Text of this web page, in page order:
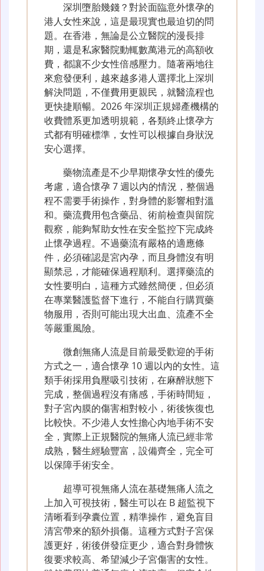
深圳墮胎幾錢？對於面臨意外懷孕的
港人女性來說，這是最現實也最迫切的問
題。在香港，無論是公立醫院的漫長排
期，還是私家醫院動輒數萬港元的高額收
費，都讓不少女性倍感壓力。隨著兩地往
來愈發便利，越來越多港人選擇北上深圳
解決問題，不僅費用更親民，就醫流程也
更快捷順暢。2026 年深圳正規婦產機構的
收費體系更加透明規範，各類終止懷孕方
式都有明確標準，女性可以根據自身狀況
安心選擇。
藥物流產是不少早期懷孕女性的優先
考慮，適合懷孕 7 週以內的情況，整個過
程不需要手術操作，對身體的影響相對溫
和。藥流費用包含藥品、術前檢查與留院
觀察，能夠幫助女性在安全監控下完成終
止懷孕過程。不過藥流有嚴格的適應條
件，必須確認是宮內孕，而且身體沒有明
顯禁忌，才能確保過程順利。選擇藥流的
女性要明白，這種方式雖然簡便，但必須
在專業醫護監督下進行，不能自行購買藥
物服用，否則可能出現大出血、流產不全
等嚴重風險。
微創無痛人流是目前最受歡迎的手術
方式之一，適合懷孕 10 週以內的女性。這
類手術採用負壓吸引技術，在麻醉狀態下
完成，整個過程沒有痛感，手術時間短，
對子宮內膜的傷害相對較小，術後恢復也
比較快。不少港人女性擔心內地手術不安
全，實際上正規醫院的無痛人流已經非常
成熟，醫生經驗豐富，設備齊全，完全可
以保障手術安全。
超導可視無痛人流在基礎無痛人流之
上加入可視技術，醫生可以在 B 超監視下
清晰看到孕囊位置，精準操作，避免盲目
清宮帶來的額外損傷。這種方式對子宮保
護更好，術後併發症更少，適合對身體恢
復要求較高、希望減少子宮傷害的女性。